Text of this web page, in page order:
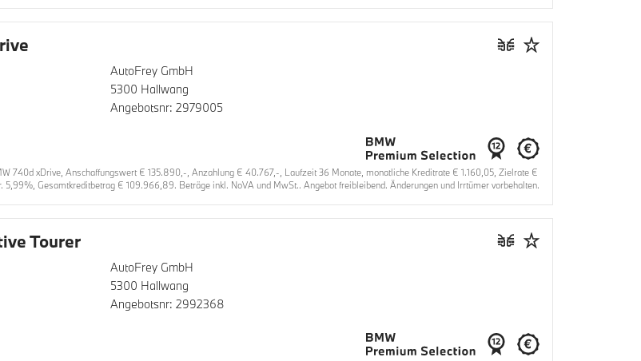
AutoFrey GmbH
5300 Hallwang
Angebotsnr: 2979005
740d xDrive, Anschaffungswert € 135.890,-, Anzahlung € 40.767,-, Laufzeit 36 Monate, monatliche Kreditrate € 1.160,05, Zielrate €
Gesamtkreditbetrag € 109.966,89. Beträge inkl. NoVA und MwSt.. Angebot freibleibend. Änderungen und Irrtümer vorbehalten.
Tourer
AutoFrey GmbH
5300 Hallwang
Angebotsnr: 2992368